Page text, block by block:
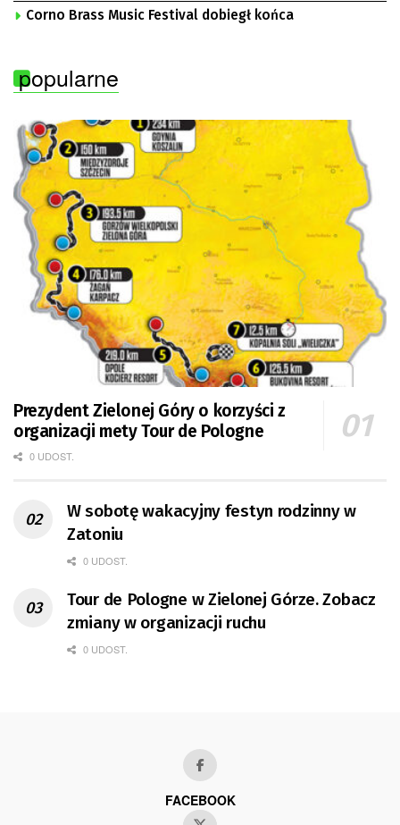
Corno Brass Music Festival dobiegł końca
popularne
Prezydent Zielonej Góry o korzyści z
organizacji mety Tour de Pologne
0 UDOST.
W sobotę wakacyjny festyn rodzinny w
Zatoniu
0 UDOST.
Tour de Pologne w Zielonej Górze. Zobacz
zmiany w organizacji ruchu
0 UDOST.
FACEBOOK